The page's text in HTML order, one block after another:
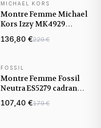
NOUVEAUTÉ
MICHAEL KORS
Montre Femme Michael
Kors Izzy MK4929
dorée bracelet maillons
acier
136,80 €229 €
NOUVEAUTÉ
FOSSIL
Montre Femme Fossil
Neutra ES5279 cadran
gris nacré bracelet
acier
107,40 €179 €